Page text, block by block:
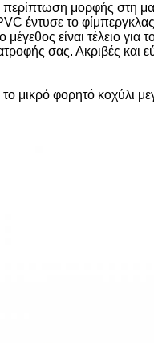
μορφής στη
έντυσε το
μέγεθος είναι τέλειο
σας. Ακριβές
μικρό φορητό κοχύλι